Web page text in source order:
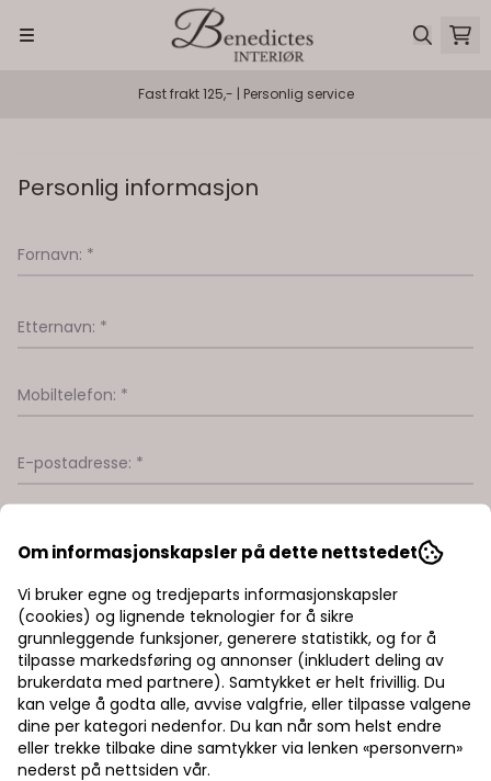
Fast frakt 125,- | Personlig service
Personlig informasjon
Fornavn: *
Etternavn: *
Mobiltelefon: *
E-postadresse: *
Leveringsadresse
Adresse: *
Postnummer: *
Poststed: *
Om informasjonskapsler på dette nettstedet
Vi bruker egne og tredjeparts informasjonskapsler
(cookies) og lignende teknologier for å sikre
grunnleggende funksjoner, generere statistikk, og for å
tilpasse markedsføring og annonser (inkludert deling av
brukerdata med partnere). Samtykket er helt frivillig. Du
kan velge å godta alle, avvise valgfrie, eller tilpasse valgene
dine per kategori nedenfor. Du kan når som helst endre
eller trekke tilbake dine samtykker via lenken «personvern»
nederst på nettsiden vår.